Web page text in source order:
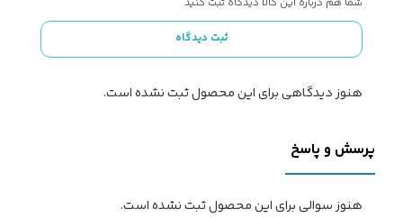
ثبت دیدگاه
هنوز دیدگاهی برای این محصول ثبت نشده است.
پرسش و پاسخ
هنوز سوالی برای این محصول ثبت نشده است.